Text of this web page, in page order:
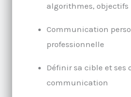
algorithmes, objectifs
Communication
professionnelle
Définir sa cible et ses
communication